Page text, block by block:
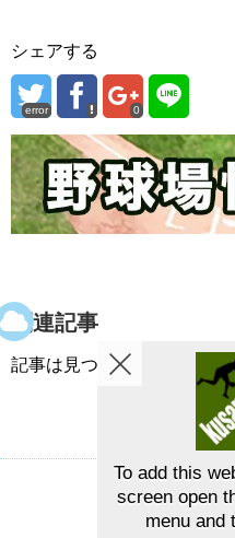
シェアする
error 0
関連記事
記事は見つかりませんでした
草野球グラウンド
To add this
screen open
menu and